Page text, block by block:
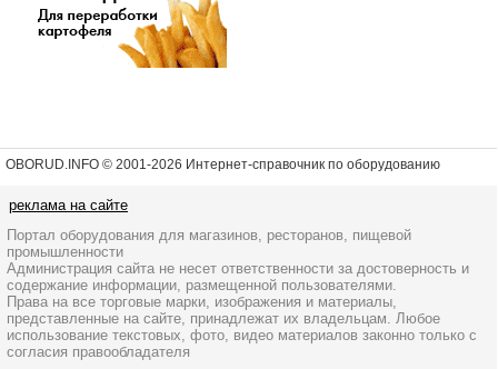
OBORUD.INFO © 2001-2026 Интернет-справочник по оборудованию
реклама на сайте
Портал оборудования для магазинов, ресторанов, пищевой
промышленности
Администрация сайта не несет ответственности за достоверность и
содержание информации, размещенной пользователями.
Права на все торговые марки, изображения и материалы,
представленные на сайте, принадлежат их владельцам. Любое
использование текстовых, фото, видео материалов законно только с
согласия правообладателя